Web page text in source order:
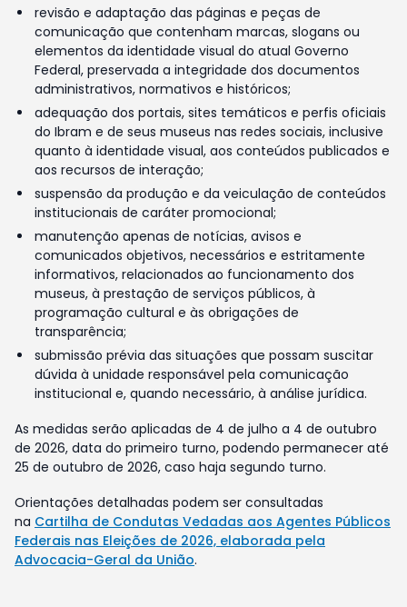
revisão e adaptação das páginas e peças de
comunicação que contenham marcas, slogans ou
elementos da identidade visual do atual Governo
Federal, preservada a integridade dos documentos
administrativos, normativos e históricos;
adequação dos portais, sites temáticos e perfis oficiais
do Ibram e de seus museus nas redes sociais, inclusive
quanto à identidade visual, aos conteúdos publicados e
aos recursos de interação;
suspensão da produção e da veiculação de conteúdos
institucionais de caráter promocional;
manutenção apenas de notícias, avisos e
comunicados objetivos, necessários e estritamente
informativos, relacionados ao funcionamento dos
museus, à prestação de serviços públicos, à
programação cultural e às obrigações de
transparência;
submissão prévia das situações que possam suscitar
dúvida à unidade responsável pela comunicação
institucional e, quando necessário, à análise jurídica.
As medidas serão aplicadas de 4 de julho a 4 de outubro
de 2026, data do primeiro turno, podendo permanecer até
25 de outubro de 2026, caso haja segundo turno.
Orientações detalhadas podem ser consultadas
na Cartilha de Condutas Vedadas aos Agentes Públicos
Federais nas Eleições de 2026, elaborada pela
Advocacia-Geral da União.